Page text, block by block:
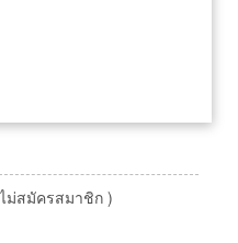
ม่สมัครสมาชิก )